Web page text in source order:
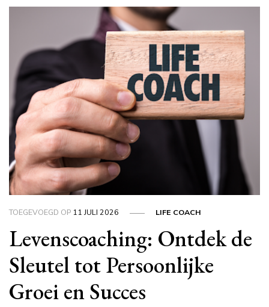
TOEGEVOEGD OP 11 JULI 2026 LIFE COACH
Levenscoaching: Ontdek de
Sleutel tot Persoonlijke
Groei en Succes